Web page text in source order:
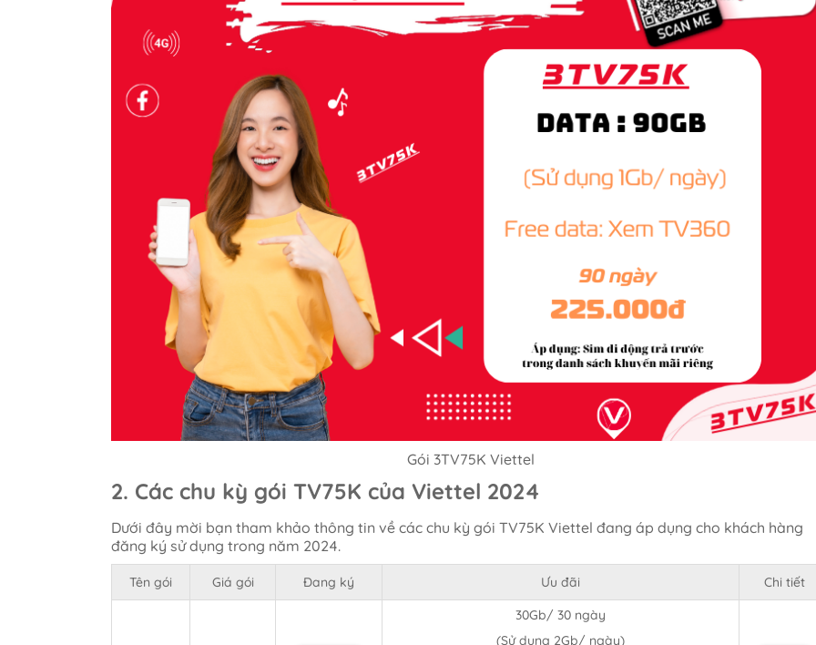
Gói 3TV75K Viettel
2. Các chu kỳ gói TV75K của Viettel 2024
Dưới đây mời bạn tham khảo thông tin về các chu kỳ gói TV75K Viettel đang áp dụng cho khách hàng
đăng ký sử dụng trong năm 2024.
Tên gói Giá gói Đang ký Ưu đãi
Chi tiết
30Gb/ 30 ngày
(Sử dụng 2Gb/ ngày)